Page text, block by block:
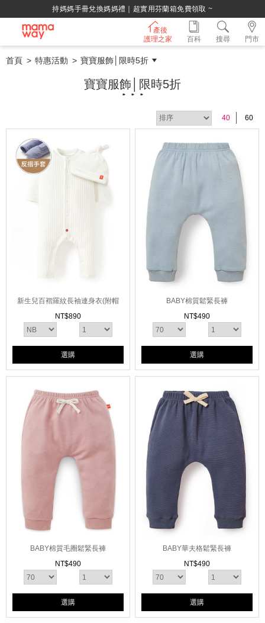
綁定LINE好友，500購物金立即折！
產後
護理之家
門市
百科 搜尋
首頁 特惠活動 寶寶服飾│限時5折
寶寶服飾│限時5折
40 60
新生兒百褶羅紋長袖連身衣(附帽
子)
NT$890
選購
BABY棉質鬆緊長褲
NT$490
選購
BABY棉質毛圈鬆緊長褲
NT$490
選購
BABY華夫格鬆緊長褲
NT$490
選購